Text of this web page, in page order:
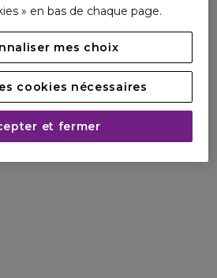
» en bas de chaque page.
mes choix
cookies nécessaires
et fermer